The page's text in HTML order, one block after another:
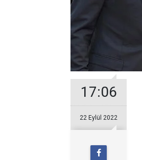
17:06
22 Eylül 2022